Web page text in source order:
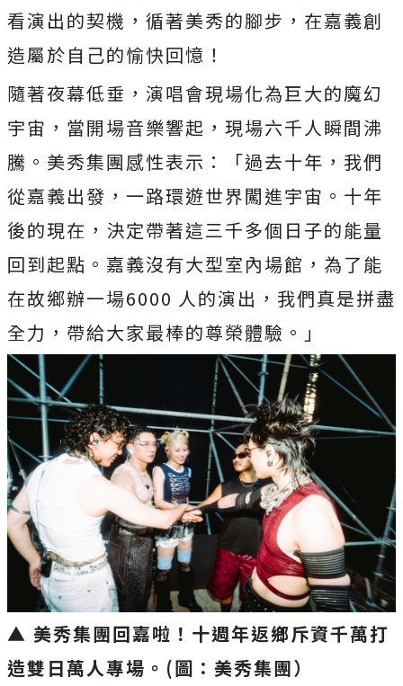
看演出的契機，循著美秀的腳步， 在嘉義創
造屬於自己的愉快回憶！
隨著夜幕低垂，演唱會現場化為巨大的魔幻
宇宙，當開場音樂響起， 現場六千人瞬間沸
騰。美秀集團感性表示：「過去十年， 我們
從嘉義出發，一路環遊世界闖進宇宙。十年
後的現在， 決定帶著這三千多個日子的能量
回到起點。嘉義沒有大型室內場館， 為了能
在故鄉辦一場6000 人的演出，我們真是拼盡
全力，帶給大家最棒的尊榮體驗。」
▲ 美秀集團回嘉啦！十週年返鄉斥資千萬打
造雙日萬人專場。(圖：美秀集團）